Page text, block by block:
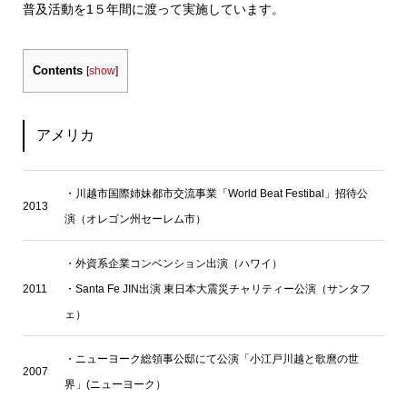
普及活動を1５年間に渡って実施しています。
Contents [show]
アメリカ
2013
・川越市国際姉妹都市交流事業「World Beat Festibal」招待公
演（オレゴン州セーレム市）
2011
・外資系企業コンベンション出演（ハワイ）
・Santa Fe JIN出演 東日本大震災チャリティー公演（サンタフ
ェ）
2007
・ニューヨーク総領事公邸にて公演「小江戸川越と歌麿の世
界」(ニューヨーク）